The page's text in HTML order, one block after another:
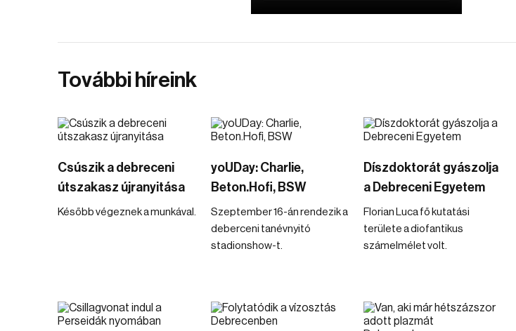
További híreink
Csúszik a debreceni
útszakasz újranyitása
Később végeznek a munkával.
yoUDay: Charlie,
Beton.Hofi, BSW
Szeptember 16-án rendezik a
deberceni tanévnyitó
stadionshow-t.
Díszdoktorát gyászolja
a Debreceni Egyetem
Florian Luca fő kutatási
területe a diofantikus
számelmélet volt.